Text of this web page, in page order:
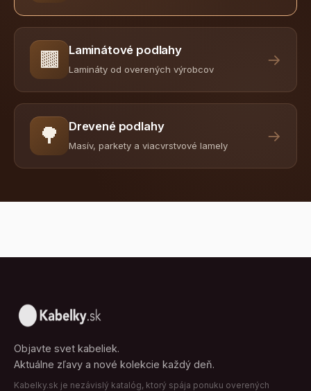
🟫 Laminátové podlahy
Lamináty od overených výrobcov
→
🌳 Drevené podlahy
Masív, parkety a viacvrstvové lamely
→
Objavte svet kabeliek.
Aktuálne zľavy a nové kolekcie každý deň.
Kabelky.sk je nezávislý katalóg, ktorý spája ponuku overených